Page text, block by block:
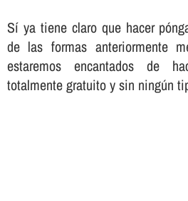
Sí ya tiene claro que hacer
de las formas anteriormente
estaremos encantados de
totalmente gratuito y sin ningún